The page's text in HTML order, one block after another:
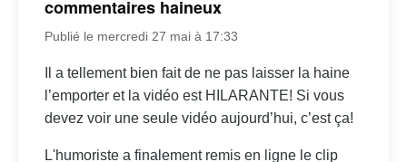
commentaires haineux
Publié le mercredi 27 mai à 17:33
Il a tellement bien fait de ne pas laisser la haine
l’emporter et la vidéo est HILARANTE! Si vous
devez voir une seule vidéo aujourd’hui, c’est ça!
L'humoriste a finalement remis en ligne le clip